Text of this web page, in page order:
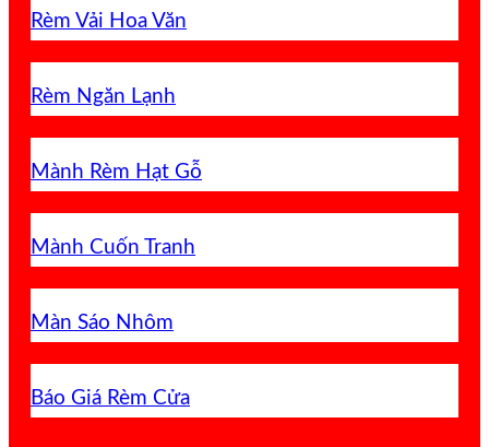
Rèm Vải Hoa Văn
Rèm Ngăn Lạnh
Mành Rèm Hạt Gỗ
Mành Cuốn Tranh
Màn Sáo Nhôm
Báo Giá Rèm Cửa